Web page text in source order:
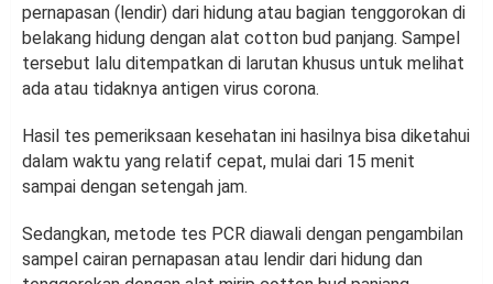
pernapasan (lendir) dari hidung atau bagian tenggorokan di
belakang hidung dengan alat cotton bud panjang. Sampel
tersebut lalu ditempatkan di larutan khusus untuk melihat
ada atau tidaknya antigen virus corona.
Hasil tes pemeriksaan kesehatan ini hasilnya bisa diketahui
dalam waktu yang relatif cepat, mulai dari 15 menit
sampai dengan setengah jam.
Sedangkan, metode tes PCR diawali dengan pengambilan
sampel cairan pernapasan atau lendir dari hidung dan